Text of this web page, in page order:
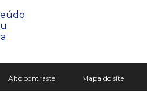
Alto contraste Mapa do site